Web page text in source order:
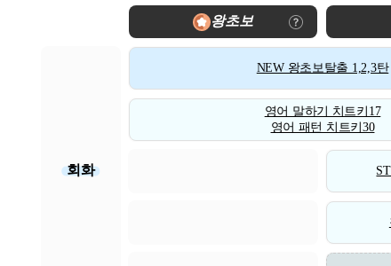
왕초보
회화
NEW 왕초보탈출 1,2,3탄
영어 말하기 치트키17
영어 패턴 치트키30